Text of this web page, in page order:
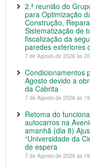
2.ª reunião do
para Optimização
Construção,
Sistematização de
fiscalização da
paredes exteriores
7 de Agosto de 2026 às
Condicionamentos
Agosto devido a
da Cabrita
7 de Agosto de 2026 às
Retoma do
autocarros na
amanhã (dia 8)
“Universidade da
de espera
7 de Agosto de 2026 às